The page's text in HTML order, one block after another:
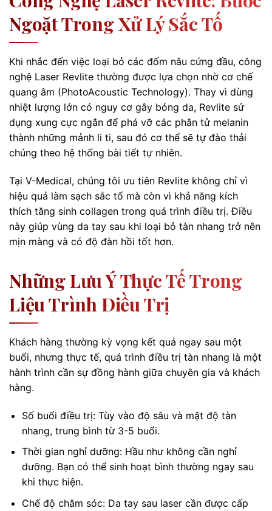
Ngoặt Trong Xử Lý Sắc Tố
Khi nhắc đến việc loại bỏ các đốm nâu cứng đầu, công
nghệ Laser Revlite thường được lựa chọn nhờ cơ chế
quang âm (PhotoAcoustic Technology). Thay vì dùng
nhiệt lượng lớn có nguy cơ gây bỏng da, Revlite sử
dụng xung cực ngắn để phá vỡ các phân tử melanin
thành những mảnh li ti, sau đó cơ thể sẽ tự đào thải
chúng theo hệ thống bài tiết tự nhiên.
Tại V-Medical, chúng tôi ưu tiên Revlite không chỉ vì
hiệu quả làm sạch sắc tố mà còn vì khả năng kích
thích tăng sinh collagen trong quá trình điều trị. Điều
này giúp vùng da tay sau khi loại bỏ tàn nhang trở nên
mịn màng và có độ đàn hồi tốt hơn.
Những Lưu Ý Thực Tế Trong
Liệu Trình Điều Trị
Khách hàng thường kỳ vọng kết quả ngay sau một
buổi, nhưng thực tế, quá trình điều trị tàn nhang là một
hành trình cần sự đồng hành giữa chuyên gia và khách
hàng.
Số buổi điều trị: Tùy vào độ sâu và mật độ tàn
nhang, trung bình từ 3-5 buổi.
Thời gian nghỉ dưỡng: Hầu như không cần nghỉ
dưỡng. Bạn có thể sinh hoạt bình thường ngay sau
khi thực hiện.
Chế độ chăm sóc: Da tay sau laser cần được cấp